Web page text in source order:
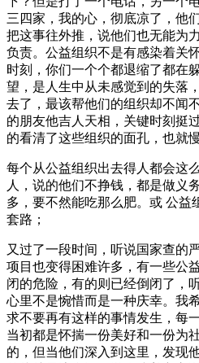
三四家，我的心，彻底凉了，他
把这事往外推，说他们也无能为
负责。公益组织不是有感染着关
时刻，你们一个个都退缩了都在
望，是人生中从未感觉到的失落
去了，最该帮他们的组织却不闻
的朋友他吉人天相，关键时刻挺
的看清了这些组织的面孔，也就
每个从公益组织出去得人都会这
人，说的他们不挣钱，都是做义
多，要不然能吃那么肥。或 公益
套路；
又过了一段时间，听说国家查的
项目也变得困难许多，有一些公
闭的危险，有的则已经倒闭了，
心里不是惋惜而是一种庆幸。我
求不要再有这样的事情发生，每
当初都是怀揣一份美好和一份为
的，但当他们深入到这里，发现